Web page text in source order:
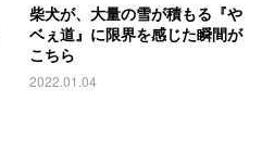
柴犬が、大量の雪が積もる『や
ベぇ道』に限界を感じた瞬間が
こちら
2022.01.04